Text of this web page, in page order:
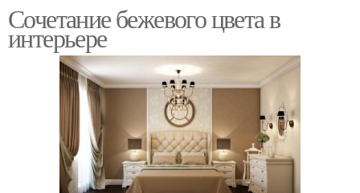
Сочетание бежевого цвета в
интерьере